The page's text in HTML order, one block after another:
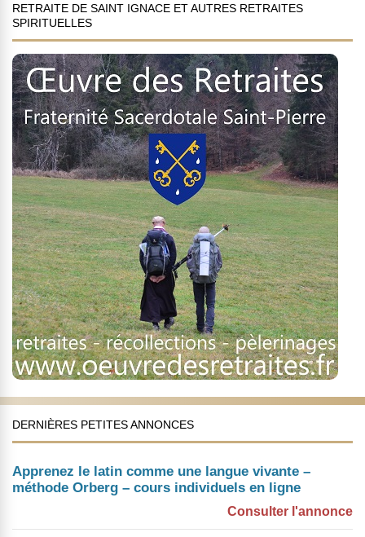
RETRAITE DE SAINT IGNACE ET AUTRES RETRAITES
SPIRITUELLES
DERNIÈRES PETITES ANNONCES
Apprenez le latin comme une langue vivante –
méthode Orberg – cours individuels en ligne
Consulter l'annonce